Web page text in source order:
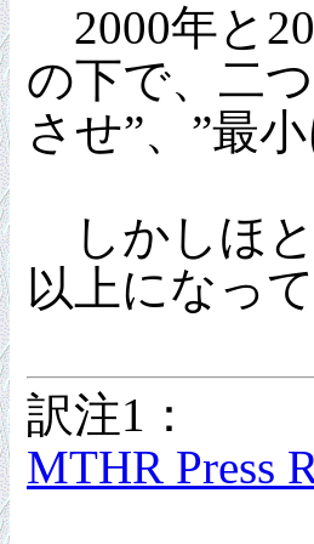
2000年と
の下で、二
させ”、”最
しかしほと
以上になって
訳注1 ：
MTHR Press